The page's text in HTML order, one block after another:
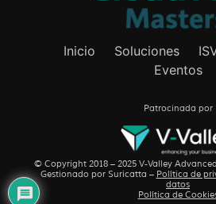
Inicio Soluciones
Eventos
Patrocinada por
© Copyright 2018 – 2025 V-Valley
Gestionado por Suricatta – Política de
datos
Política de